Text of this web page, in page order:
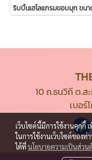
10 ถ.ธนวิถี ต.ส
เบอร์
เว็บไซต์นี้มีการใช้งานคุก
ในการใช้งานเว็บไซต์ของ
ได้ที่นโยบายความเป็นส่วน